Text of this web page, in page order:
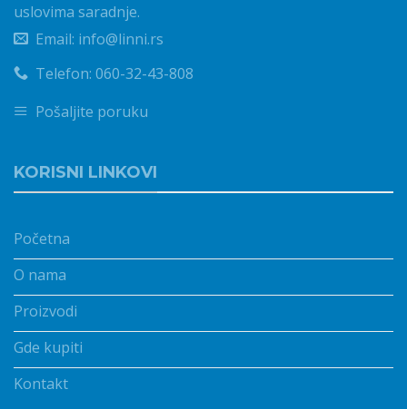
uslovima saradnje.
Email: info@linni.rs
Telefon: 060-32-43-808
Pošaljite poruku
KORISNI LINKOVI
Početna
O nama
Proizvodi
Gde kupiti
Kontakt